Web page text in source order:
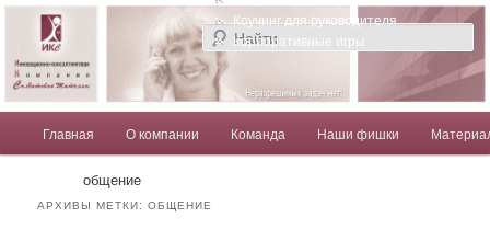
Солдатова Татьяна
Компания Солдатовой Татьяны
Главное менюПерейти к основному содержимому
Перейти к дополнительному содержимому
Главная О компании Команда Наши фишки
Коучинг для руководителя
Корпоративные игры
общение
АРХИВЫ МЕТКИ:ОБЩЕНИЕ